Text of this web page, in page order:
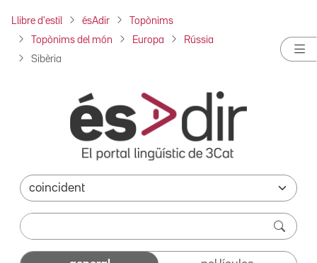
Llibre d'estil ésAdir Topònims
Topònims del món Europa Rússia
Sibèria